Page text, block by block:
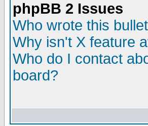
phpBB 2 Issues
Who wrote this
Why isn't X feature
Who do I contact
board?